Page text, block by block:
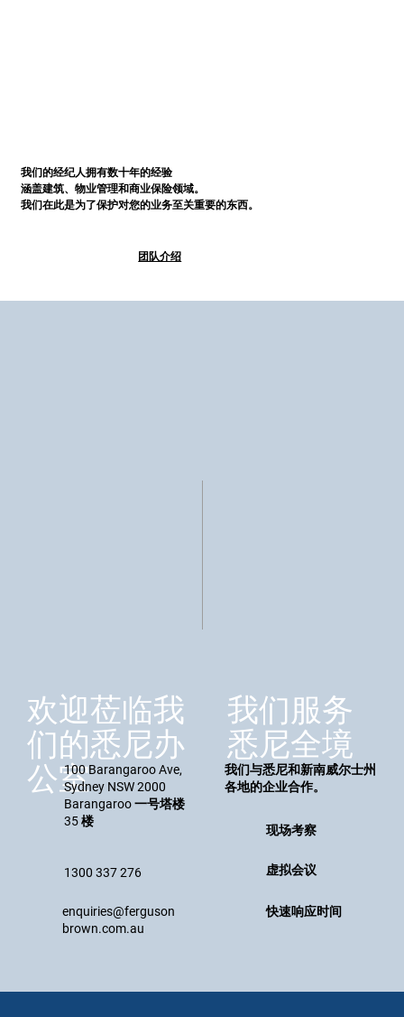
我们的经纪人拥有数十年的经验
涵盖建筑、物业管理和商业保险领域。
我们在此是为了保护对您的业务至关重要的东西。
团队介绍
欢迎莅临我
们的悉尼办
公室100 Barangaroo Ave,
Sydney NSW 2000
Barangaroo 一号塔楼
35 楼
1300 337 276
enquiries@ferguson
brown.com.au
我们服务
悉尼全境
我们与悉尼和新南威尔士州
各地的企业合作。
现场考察
虚拟会议
快速响应时间